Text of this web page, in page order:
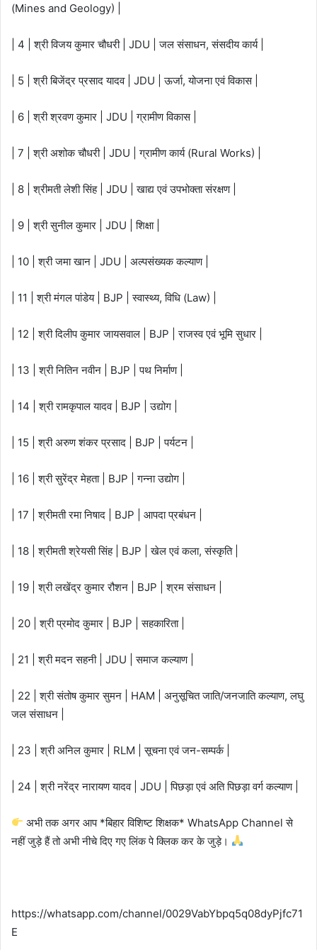
(Mines and Geology) |
| 4 | श्री विजय कुमार चौधरी | JDU | जल संसाधन, संसदीय कार्य |
| 5 | श्री बिजेंद्र प्रसाद यादव | JDU | ऊर्जा, योजना एवं विकास |
| 6 | श्री श्रवण कुमार | JDU | ग्रामीण विकास |
| 7 | श्री अशोक चौधरी | JDU | ग्रामीण कार्य (Rural Works) |
| 8 | श्रीमती लेशी सिंह | JDU | खाद्य एवं उपभोक्ता संरक्षण |
| 9 | श्री सुनील कुमार | JDU | शिक्षा |
| 10 | श्री जमा खान | JDU | अल्पसंख्यक कल्याण |
| 11 | श्री मंगल पांडेय | BJP | स्वास्थ्य, विधि (Law) |
| 12 | श्री दिलीप कुमार जायसवाल | BJP | राजस्व एवं भूमि सुधार |
| 13 | श्री नितिन नवीन | BJP | पथ निर्माण |
| 14 | श्री रामकृपाल यादव | BJP | उद्योग |
| 15 | श्री अरुण शंकर प्रसाद | BJP | पर्यटन |
| 16 | श्री सुरेंद्र मेहता | BJP | गन्ना उद्योग |
| 17 | श्रीमती रमा निषाद | BJP | आपदा प्रबंधन |
| 18 | श्रीमती श्रेयसी सिंह | BJP | खेल एवं कला, संस्कृति |
| 19 | श्री लखेंद्र कुमार रौशन | BJP | श्रम संसाधन |
| 20 | श्री प्रमोद कुमार | BJP | सहकारिता |
| 21 | श्री मदन सहनी | JDU | समाज कल्याण |
| 22 | श्री संतोष कुमार सुमन | HAM | अनुसूचित जाति/जनजाति कल्याण, लघु
जल संसाधन |
| 23 | श्री अनिल कुमार | RLM | सूचना एवं जन-सम्पर्क |
| 24 | श्री नरेंद्र नारायण यादव | JDU | पिछड़ा एवं अति पिछड़ा वर्ग कल्याण |
अभी तक अगर आप *बिहार विशिष्ट शिक्षक* WhatsApp Channel से
नहीं जुड़े हैं तो अभी नीचे दिए गए लिंक पे क्लिक कर के जुड़े।
https://whatsapp.com/channel/0029VabYbpq5q08dyPjfc71
E